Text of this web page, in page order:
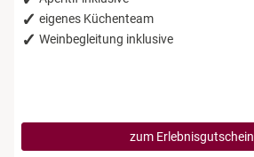
eigenes Küchenteam
Weinbegleitung inklusive
zum Erlebnisgutschein